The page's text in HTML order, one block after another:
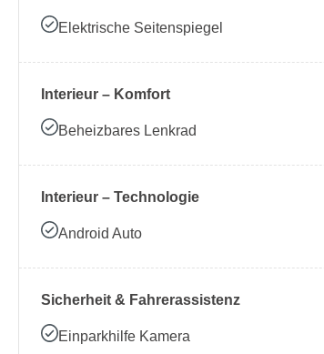
Elektrische Seitenspiegel
Interieur – Komfort
Beheizbares Lenkrad
Interieur – Technologie
Android Auto
Sicherheit & Fahrerassistenz
Einparkhilfe Kamera